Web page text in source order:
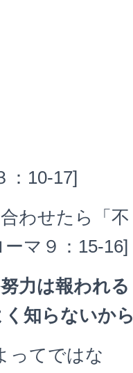
：10-17]
わせたら「不
マ９：15-16]
力は報われる
知らないから
てではな